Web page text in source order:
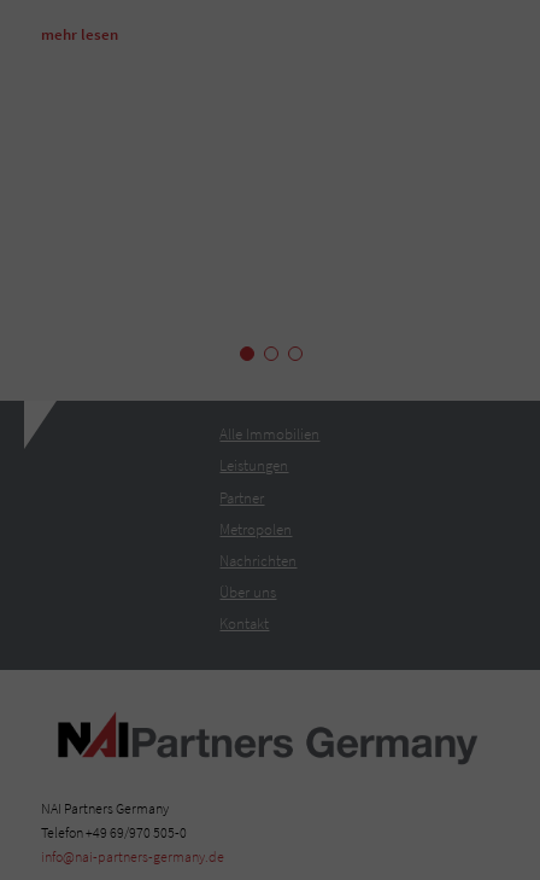
mehr lesen
Alle Immobilien
Leistungen
Partner
Metropolen
Nachrichten
Über uns
Kontakt
NAI Partners Germany
Telefon +49 69/970 505-0
info@nai-partners-germany.de